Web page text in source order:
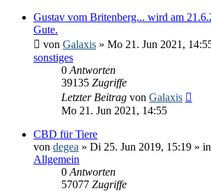
Gustav vom Britenberg... wird am
Gute.
von Galaxis » Mo 21. Jun 2021,
sonstiges
0 Antworten
39135 Zugriffe
Letzter Beitrag von Galaxis
Mo 21. Jun 2021, 14:55
CBD für Tiere
von degea » Di 25. Jun 2019, 15:19 » in
Allgemein
0 Antworten
57077 Zugriffe